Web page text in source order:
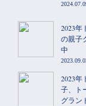
2023
の親子
中
2023
子、ト
グラン